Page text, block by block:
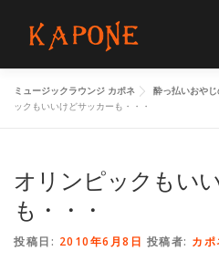
HOME MENUS
FLOORGUIDE ACCESS
ミュージックラウンジ カポネ 酔っ払いおや
ックもいいけどサッカーも・・・
オリンピックもい
も・・・
投稿日: 2010年6月8日 投稿者: カ